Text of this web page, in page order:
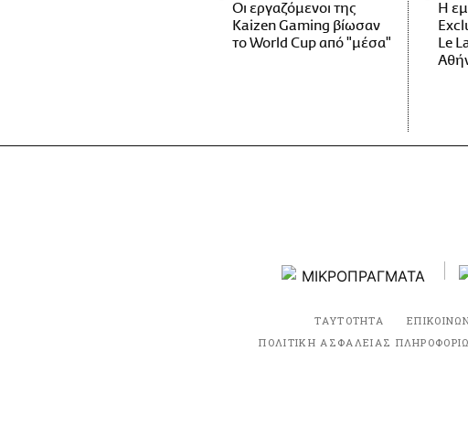
Οι εργαζόμενοι της
Kaizen Gaming βίωσαν
το World Cup από "μέσα"
Η
Le
ΤΑΥΤΟΤΗΤΑ
ΠΟΛΙΤΙΚΗ ΑΣΦΑΛΕΙΑΣ